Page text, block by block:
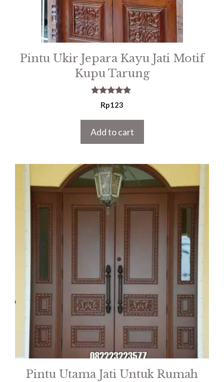
Pintu Ukir Jepara Kayu Jati Motif
Kupu Tarung
5.00
out of 5
Rp123
Add to cart
Pintu Utama Jati Untuk Rumah